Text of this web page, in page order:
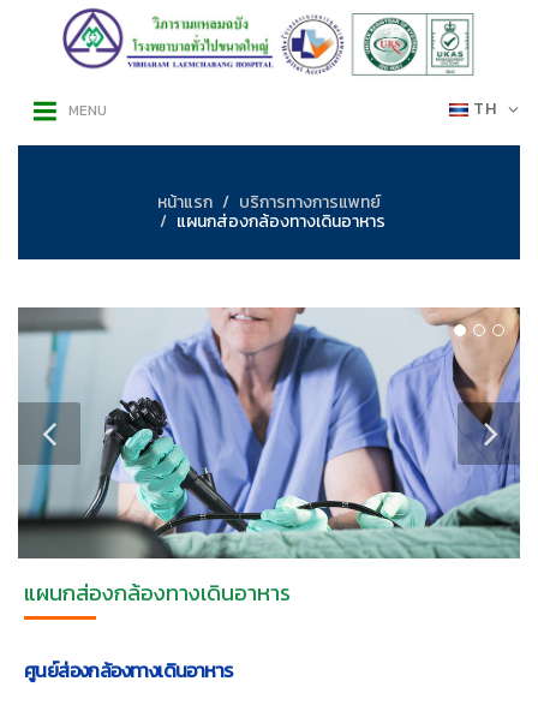
TH
MENU
หน้าแรก บริการทางการแพทย์
แผนกส่องกล้องทางเดินอาหาร
แผนกส่องกล้องทางเดินอาหาร
ศูนย์ส่องกล้องทางเดินอาหาร